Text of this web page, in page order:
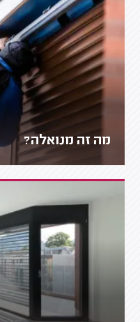
מה זה מנואלה?